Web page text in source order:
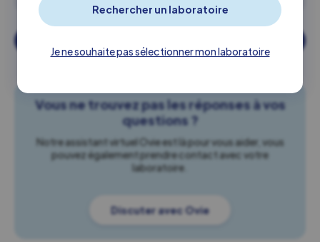
Je ne souhaite pas sélectionner mon laboratoire
Vous ne trouvez pas les réponses à vos
questions ?
Notre assistant virtuel Ovie est là pour vous aider, vous
pouvez également prendre contact avec votre
laboratoire.
Discuter avec Ovie